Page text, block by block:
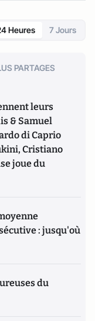
Heures 7 Jours
PARTAGES
leurs
& Samuel
di Caprio
Cristiano
joue du
: jusqu'où
du